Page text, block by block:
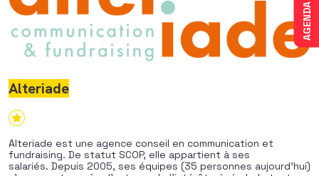
AGENDA
Alteriade
Alteriade est une agence conseil en communication et
fundraising. De statut SCOP, elle appartient à ses
salariés. Depuis 2005, ses équipes (35 personnes aujourd’hui)